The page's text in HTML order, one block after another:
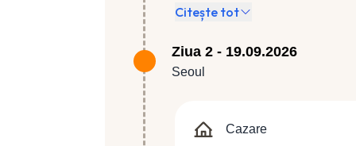
compania Turkish Airlines,
Citește tot
Ziua 2 - 19.09.2026
Seoul
Cazare